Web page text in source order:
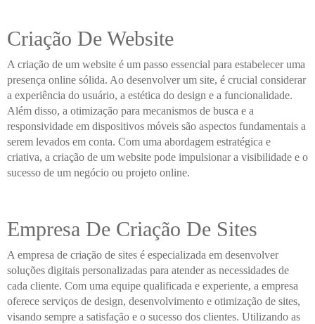
Criação De Website
A criação de um website é um passo essencial para estabelecer uma
presença online sólida. Ao desenvolver um site, é crucial considerar
a experiência do usuário, a estética do design e a funcionalidade.
Além disso, a otimização para mecanismos de busca e a
responsividade em dispositivos móveis são aspectos fundamentais a
serem levados em conta. Com uma abordagem estratégica e
criativa, a criação de um website pode impulsionar a visibilidade e o
sucesso de um negócio ou projeto online.
Empresa De Criação De Sites
A empresa de criação de sites é especializada em desenvolver
soluções digitais personalizadas para atender as necessidades de
cada cliente. Com uma equipe qualificada e experiente, a empresa
oferece serviços de design, desenvolvimento e otimização de sites,
visando sempre a satisfação e o sucesso dos clientes. Utilizando as